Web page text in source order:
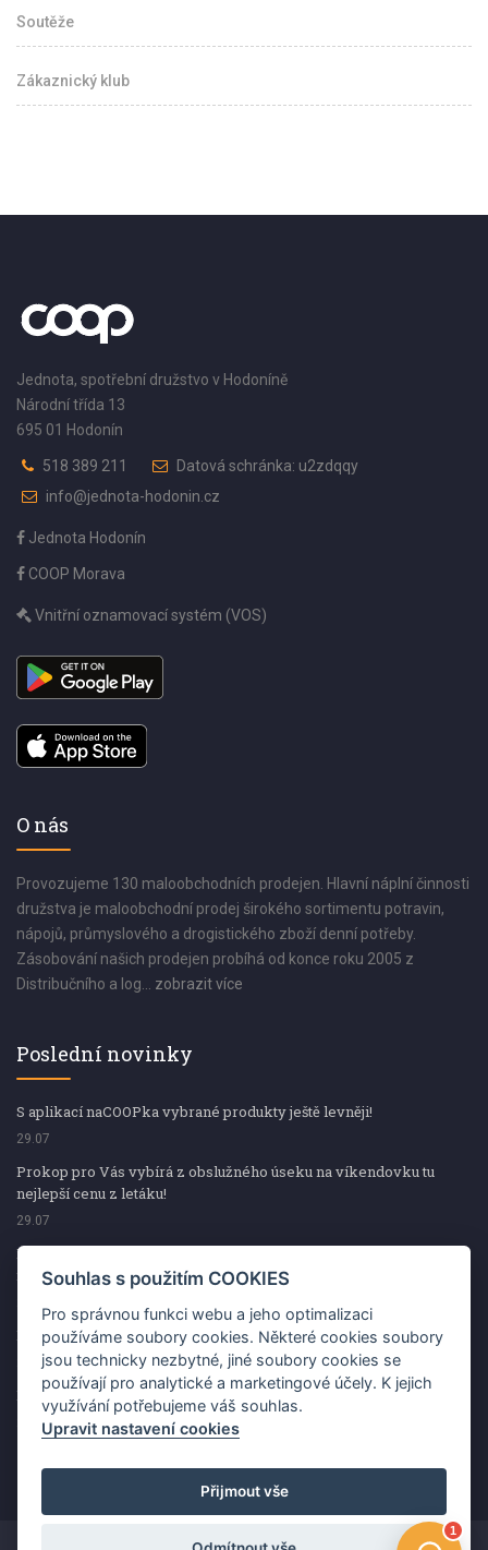
Soutěže
Zákaznický klub
Jednota, spotřební družstvo v Hodoníně
Národní třída 13
695 01 Hodonín
518 389 211
Datová schránka: u2zdqqy
info@jednota-hodonin.cz
Jednota Hodonín
COOP Morava
Vnitřní oznamovací systém (VOS)
O nás
Provozujeme 130 maloobchodních prodejen. Hlavní náplní činnosti
družstva je maloobchodní prodej širokého sortimentu potravin,
nápojů, průmyslového a drogistického zboží denní potřeby.
Zásobování našich prodejen probíhá od konce roku 2005 z
Distribučního a log... zobrazit více
Poslední novinky
S aplikací naCOOPka vybrané produkty ještě levněji!
29.07
Prokop pro Vás vybírá z obslužného úseku na víkendovku tu
nejlepší cenu z letáku!
29.07
Prokop pro Vás vybírá z obslužného úseku na víkendovku tu
nejlepší cenu z letáku!
Kup špekáčky od Váhaly a vyhraj s naCOOPkou sekerku Fiskars
29.07
Prokop pro Vás vybírá na víkendovku ty nejlepší ceny z letáku!
29.07
Souhlas s použitím COOKIES
Pro správnou funkci webu a jeho optimalizaci
používáme soubory cookies. Některé cookies soubory
jsou technicky nezbytné, jiné soubory cookies se
používají pro analytické a marketingové účely. K jejich
využívání potřebujeme váš souhlas.
Upravit nastavení cookies
Přijmout vše